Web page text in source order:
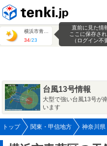
34/23
直前に見た情
ここに保存さ
（ログイン不
台風13号情報
大型で強い台風13号が
います
トップ 関東・甲信地方 神奈川県